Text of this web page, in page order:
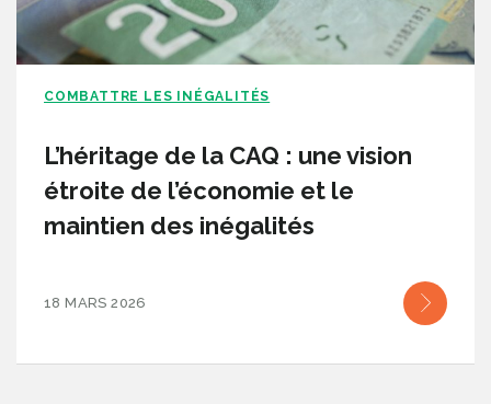
COMBATTRE LES INÉGALITÉS
L’héritage de la CAQ : une vision
étroite de l’économie et le
maintien des inégalités
18 MARS 2026